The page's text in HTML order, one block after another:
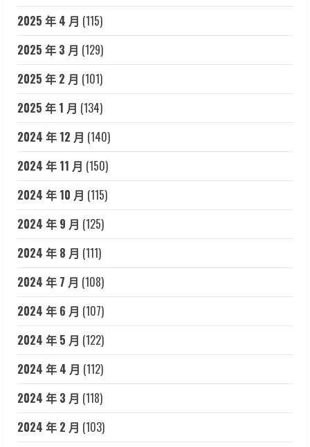
2025 年 4 月 (115)
2025 年 3 月 (129)
2025 年 2 月 (101)
2025 年 1 月 (134)
2024 年 12 月 (140)
2024 年 11 月 (150)
2024 年 10 月 (115)
2024 年 9 月 (125)
2024 年 8 月 (111)
2024 年 7 月 (108)
2024 年 6 月 (107)
2024 年 5 月 (122)
2024 年 4 月 (112)
2024 年 3 月 (118)
2024 年 2 月 (103)